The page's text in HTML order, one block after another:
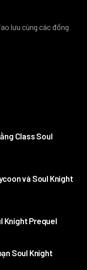
lưu cùng các đồng
Class Soul
và Soul Knight
Knight Prequel
Soul Knight